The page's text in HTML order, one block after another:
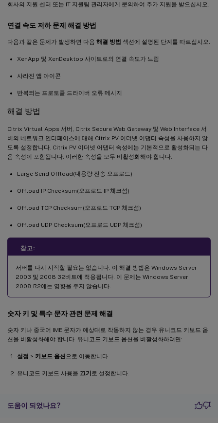
회사의 지원 센터 또는 IT 지원팀 관리자에게 문의하여 추가 지원을 받으십시오.
연결 속도 저하 문제 해결 방법
다음과 같은 문제가 발생하면 다음 해결 방법 섹션에 설명된 단계를 따르십시오.
XenApp 및 XenDesktop 사이트로의 연결 속도가 느림
사라진 앱 아이콘
반복되는 프로토콜 드라이버 오류 메시지
해결 방법
Citrix Virtual Apps 서버, Citrix Secure Web Gateway 및 Web Interface 서
버의 네트워크 인터페이스에 대해 Citrix PV 이더넷 어댑터 속성을 사용하지 않
도록 설정합니다. Citrix PV 이더넷 어댑터 속성에는 기본적으로 활성화되는 다
음 속성이 포함됩니다. 이러한 속성을 모두 비활성화해야 합니다.
Large Send Offload(대용량 전송 오프로드)
Offload IP Checksum(오프로드 IP 체크섬)
Offload TCP Checksum(오프로드 TCP 체크섬)
Offload UDP Checksum(오프로드 UDP 체크섬)
참고:
서버를 다시 시작할 필요는 없습니다. 이 해결 방법은 Windows Server
2003 및 2008 32비트에 적용됩니다. 이 문제는 Windows Server
2008 R2에는 영향을 주지 않습니다.
숫자 키 및 특수 문자 관련 문제 해결
숫자 키나 중국어 IME 문자가 예상대로 작동하지 않는 경우 유니코드 키보드 옵
션을 비활성화해야 합니다. 유니코드 키보드 옵션을 비활성화하려면:
설정 > 키보드 옵션 으로 이동합니다.
유니코드 키보드 사용을 끄기 로 설정합니다.
도움이 되었나요?